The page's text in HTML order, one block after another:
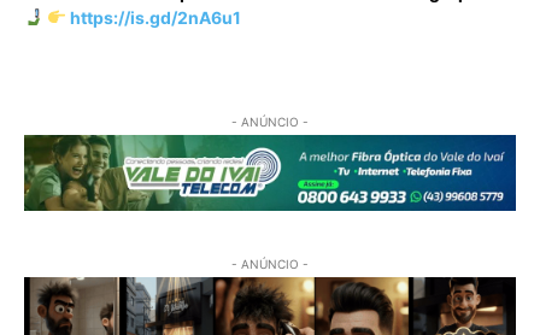
https://is.gd/2nA6u1
- ANÚNCIO -
- ANÚNCIO -